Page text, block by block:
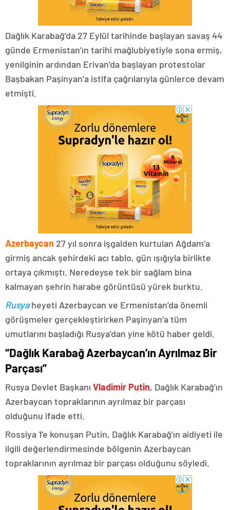
Dağlık Karabağ’da 27 Eylül tarihinde başlayan savaş 44
günde Ermenistan’ın tarihi mağlubiyetiyle sona ermiş,
yenilginin ardından Erivan’da başlayan protestolar
Başbakan Paşinyan’a istifa çağrılarıyla günlerce devam
etmişti.
Azerbaycan 27 yıl sonra işgalden kurtulan Ağdam’a
girmiş ancak şehirdeki acı tablo, gün ışığıyla birlikte
ortaya çıkmıştı. Neredeyse tek bir sağlam bina
kalmayan şehrin harabe görüntüsü yürek burktu.
Rusyaheyeti Azerbaycan ve Ermenistan’da önemli
görüşmeler gerçekleştirirken Paşinyan’a tüm
umutlarını başladığı Rusya’dan yine kötü haber geldi.
“Dağlık Karabağ Azerbaycan’ın Ayrılmaz Bir
Parçası”
Rusya Devlet Başkanı Vladimir Putin, Dağlık Karabağ’ın
Azerbaycan topraklarının ayrılmaz bir parçası
olduğunu ifade etti.
Rossiya 1’e konuşan Putin, Dağlık Karabağ’ın aidiyeti ile
ilgili değerlendirmesinde bölgenin Azerbaycan
topraklarının ayrılmaz bir parçası olduğunu söyledi.